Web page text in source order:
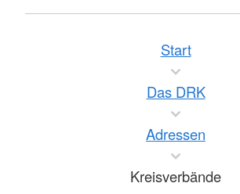
Start
Das DRK
Adressen
Kreisverbände